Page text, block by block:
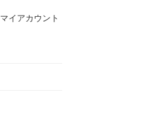
マイアカウント